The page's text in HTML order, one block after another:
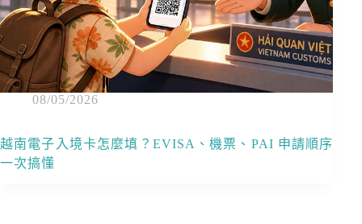
08/05/2026
越南電子入境卡怎麼填？EVISA、機票、PAI 申請順序
一次搞懂